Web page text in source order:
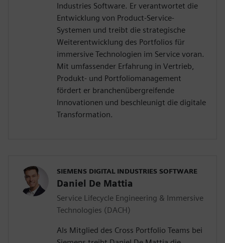
Industries Software. Er verantwortet die
Entwicklung von Product-Service-
Systemen und treibt die strategische
Weiterentwicklung des Portfolios für
immersive Technologien im Service voran.
Mit umfassender Erfahrung in Vertrieb,
Produkt- und Portfoliomanagement
fördert er branchenübergreifende
Innovationen und beschleunigt die digitale
Transformation.
SIEMENS DIGITAL INDUSTRIES SOFTWARE
Daniel De Mattia
Service Lifecycle Engineering & Immersive
Technologies (DACH)
Als Mitglied des Cross Portfolio Teams bei